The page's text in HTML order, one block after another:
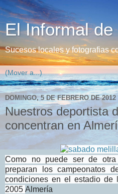
El Informal de
Sucesos locales y fotografias
DOMINGO, 5 DE FEBRERO DE 2012
Nuestros deportista
concentran en
Como no puede ser de otra
preparan los campeonatos
condiciones en el estadio de
2005 Almería